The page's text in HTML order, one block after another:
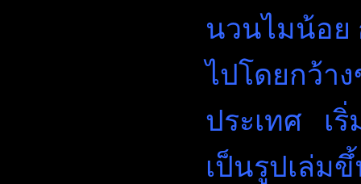
นวนไมน้อย
ไปโดยกว้า
ประเทศ เริ่
เป็นรูปเล่ม